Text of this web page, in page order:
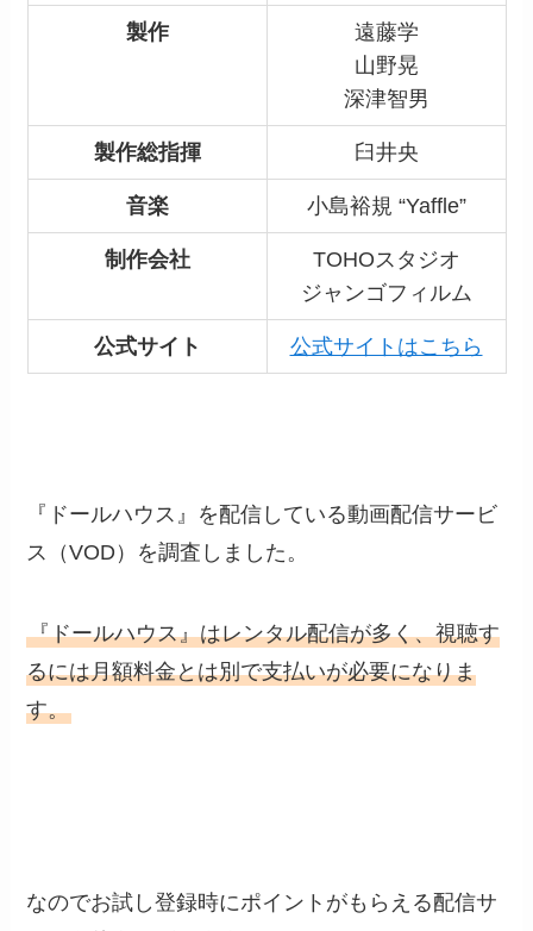
製作
遠藤学
山野晃
深津智男
製作総指揮 臼井央
音楽 小島裕規 “Yaffle”
制作会社
TOHOスタジオ
ジャンゴフィルム
公式サイト 公式サイトはこちら
『ドールハウス』を配信している動画配信サービ
ス（VOD）を調査しました。
『ドールハウス』はレンタル配信が多く、視聴す
るには月額料金とは別で支払いが必要になりま
す。
なのでお試し登録時にポイントがもらえる配信サ